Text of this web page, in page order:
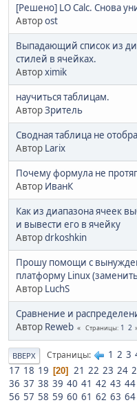
[Решено] LO Calc. Снова
Авторost
Выпадающий список из
стилей в ячейках.
Авторximik
научиться таблицам.
АвторЗритель
Сводная таблица не
Автор Larix
Почему формула не
Автор ИванК
Как из диапазона ячеек
и вывести его в ячейку
Авторdrkoshkin
Прошу помощи с
платформу Linux
Автор LuchS
Сравнение и
Автор Reweb Страницы 1 2
ВВЕРХ Страницы 1 2 3
17 18 19 20 21 22 23 24
36 37 38 39 40 41 42 43 44
56 57 58 59 60 61 62 63 64